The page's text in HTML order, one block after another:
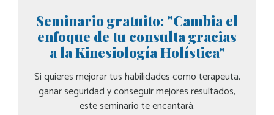
Seminario gratuito: "Cambia el
enfoque de tu consulta gracias
a la Kinesiología Holística"
Si quieres mejorar tus habilidades como terapeuta,
ganar seguridad y conseguir mejores resultados,
este seminario te encantará.